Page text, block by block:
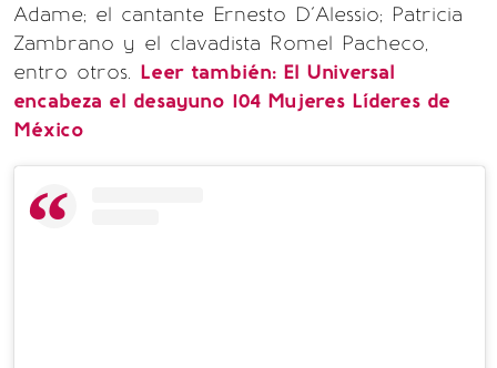
Adame; el cantante Ernesto D´Alessio; Patricia
Zambrano y el clavadista Romel Pacheco,
entro otros. Leer también: El Universal
encabeza el desayuno 104 Mujeres Líderes de
México